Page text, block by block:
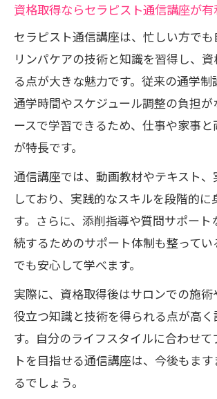
資格取得ならセラピスト通信講座が有
セラピスト通信講座は、忙しい方でも
リンパケアの技術と知識を習得し、
る点が大きな魅力です。従来の通学制
通学時間やスケジュール調整の負担
ースで学習できるため、仕事や家事
が特長です。
通信講座では、動画教材やテキスト
しており、実践的なスキルを段階的に
す。さらに、添削指導や質問サポート
続するためのサポート体制も整って
でも安心して学べます。
実際に、資格取得後はサロンでの施
役立つ知識と技術を得られる点が高く
す。自分のライフスタイルに合わせて
トを目指せる通信講座は、今後もま
るでしょう。